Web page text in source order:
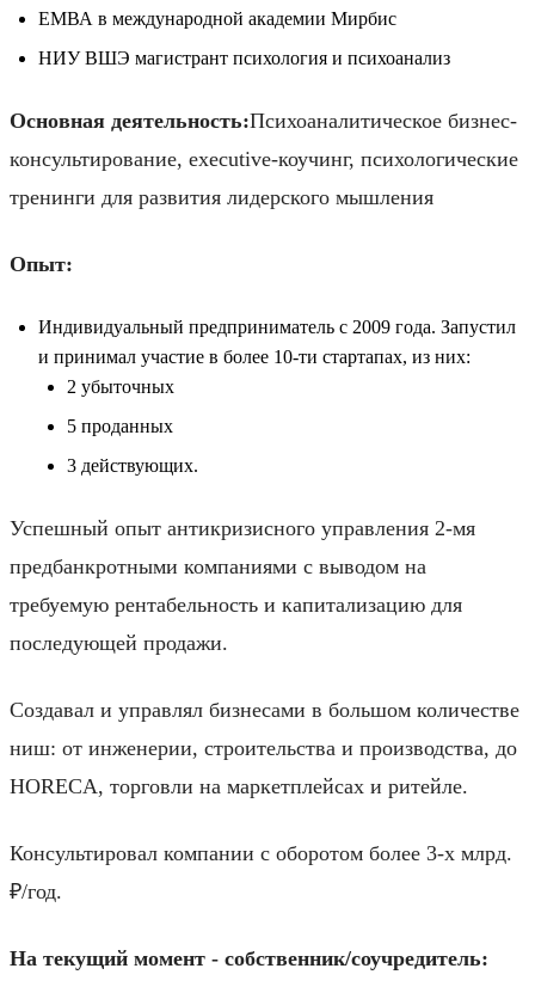
ЕМВА в международной академии Мирбис
НИУ ВШЭ магистрант психология и психоанализ
Основная деятельность:Психоаналитическое бизнес-
консультирование, executive-коучинг, психологические
тренинги для развития лидерского мышления
Опыт:
Индивидуальный предприниматель с 2009 года. Запустил
и принимал участие в более 10-ти стартапах, из них:
2 убыточных
5 проданных
3 действующих.
Успешный опыт антикризисного управления 2-мя
предбанкротными компаниями с выводом на
требуемую рентабельность и капитализацию для
последующей продажи.
Создавал и управлял бизнесами в большом количестве
ниш: от инженерии, строительства и производства, до
HORECA, торговли на маркетплейсах и ритейле.
Консультировал компании с оборотом более 3-х млрд.
₽/год.
На текущий момент - собственник/соучредитель: